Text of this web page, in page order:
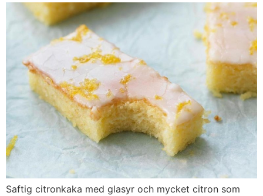
Saftig citronkaka med glasyr och mycket citron som